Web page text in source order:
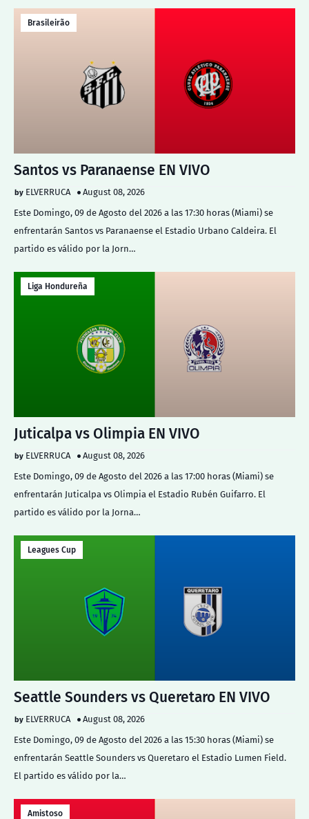
Brasileirão
Santos vs Paranaense EN VIVO
ELVERRUCA
August 08, 2026
Este Domingo, 09 de Agosto del 2026 a las 17:30 horas (Miami) se
enfrentarán Santos vs Paranaense el Estadio Urbano Caldeira. El
partido es válido por la Jorn…
Liga Hondureña
Juticalpa vs Olimpia EN VIVO
ELVERRUCA
August 08, 2026
Este Domingo, 09 de Agosto del 2026 a las 17:00 horas (Miami) se
enfrentarán Juticalpa vs Olimpia el Estadio Rubén Guifarro. El
partido es válido por la Jorna…
Leagues Cup
Seattle Sounders vs Queretaro EN VIVO
ELVERRUCA
August 08, 2026
Este Domingo, 09 de Agosto del 2026 a las 15:30 horas (Miami) se
enfrentarán Seattle Sounders vs Queretaro el Estadio Lumen Field.
El partido es válido por la…
Amistoso